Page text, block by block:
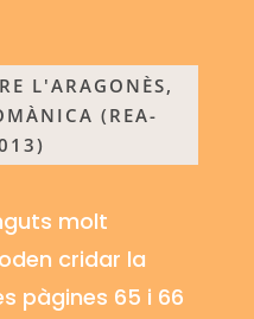
L'ARAGONÈS,
(REA-
molt
cridar la
pàgines 65 i 66